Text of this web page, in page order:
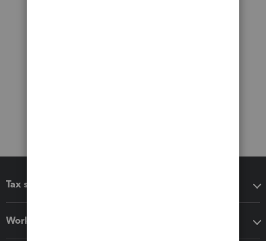
Tax software
Workflow add-ons